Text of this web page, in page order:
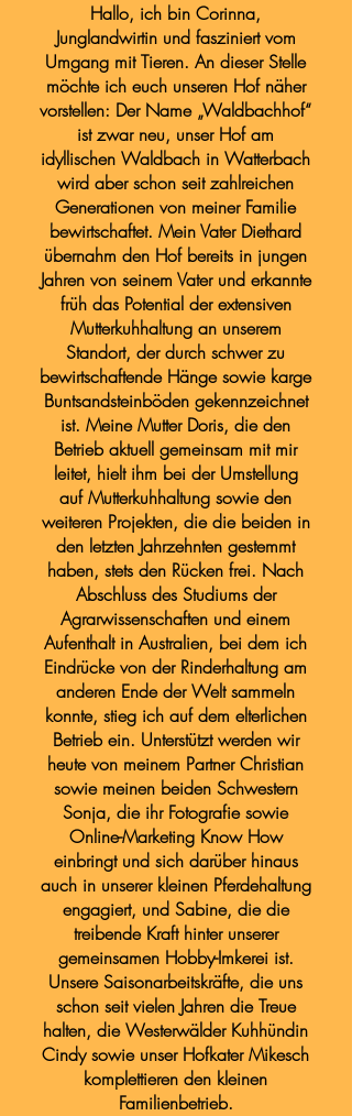
Hallo, ich bin Corinna,
Junglandwirtin und fasziniert vom
Umgang mit Tieren. An dieser Stelle
möchte ich euch unseren Hof näher
vorstellen: Der Name „Waldbachhof“
ist zwar neu, unser Hof am
idyllischen Waldbach in Watterbach
wird aber schon seit zahlreichen
Generationen von meiner Familie
bewirtschaftet. Mein Vater Diethard
übernahm den Hof bereits in jungen
Jahren von seinem Vater und erkannte
früh das Potential der extensiven
Mutterkuhhaltung an unserem
Standort, der durch schwer zu
bewirtschaftende Hänge sowie karge
Buntsandsteinböden gekennzeichnet
ist. Meine Mutter Doris, die den
Betrieb aktuell gemeinsam mit mir
leitet, hielt ihm bei der Umstellung
auf Mutterkuhhaltung sowie den
weiteren Projekten, die die beiden in
den letzten Jahrzehnten gestemmt
haben, stets den Rücken frei. Nach
Abschluss des Studiums der
Agrarwissenschaften und einem
Aufenthalt in Australien, bei dem ich
Eindrücke von der Rinderhaltung am
anderen Ende der Welt sammeln
konnte, stieg ich auf dem elterlichen
Betrieb ein. Unterstützt werden wir
heute von meinem Partner Christian
sowie meinen beiden Schwestern
Sonja, die ihr Fotografie sowie
Online-Marketing Know How
einbringt und sich darüber hinaus
auch in unserer kleinen Pferdehaltung
engagiert, und Sabine, die die
treibende Kraft hinter unserer
gemeinsamen Hobby-Imkerei ist.
Unsere Saisonarbeitskräfte, die uns
schon seit vielen Jahren die Treue
halten, die Westerwälder Kuhhündin
Cindy sowie unser Hofkater Mikesch
komplettieren den kleinen
Familienbetrieb.